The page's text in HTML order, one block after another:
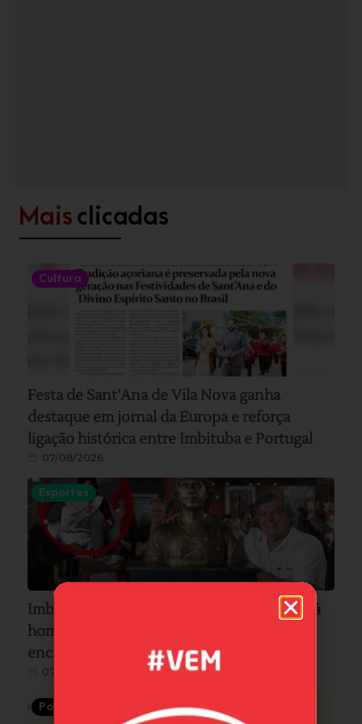
Mais clicadas
Cultura
Festa de Sant’Ana de Vila Nova ganha
destaque em jornal da Europa e reforça
ligação histórica entre Imbituba e Portugal
07/08/2026
Esportes
Imbitubense e ídolo do Flamengo, Lico será
homenageado pelo clube carioca em
encontro especial no Museu Fla, no RJ
07/08/2026
Política